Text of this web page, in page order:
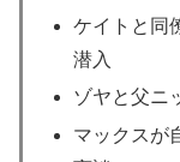
ケイトと同
潜入
ゾヤと父ニ
マックスが